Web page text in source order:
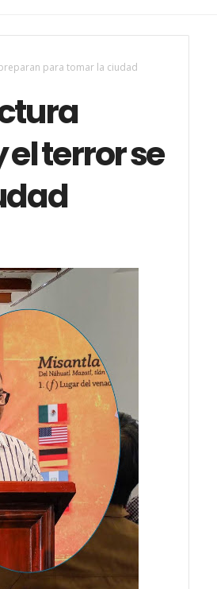
para tomar la ciudad
terror se